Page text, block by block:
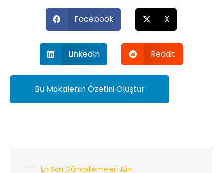
Facebook X
LinkedIn Reddit
Bu Makalenin Özetini Oluştur
En Son Güncellemeleri Alın